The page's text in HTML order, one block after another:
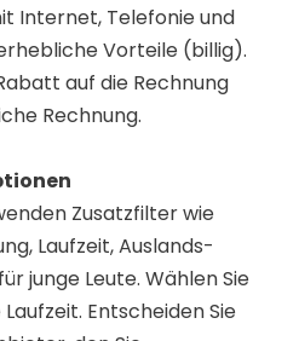
Internet, Telefonie und
Vorteile (billig).
auf die Rechnung
Rechnung.
Zusatzfilter wie
Laufzeit, Auslands-
junge Leute. Wählen Sie
Entscheiden Sie